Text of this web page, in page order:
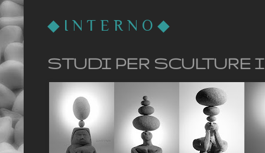
◆ I N T E R N O ◆
STUDI PER